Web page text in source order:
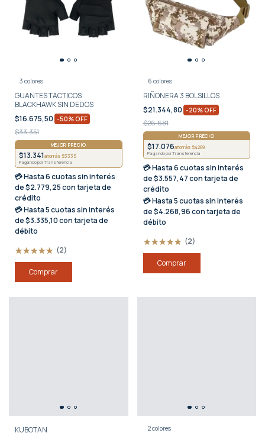
3 colores
GUANTES TACTICOS
BLACKHAWK SIN DEDOS
$16.675,50 -50%OFF
$33.351
MEJOR PRECIO
$13.341ahorrás $3335
Pagando por Transferencia
💳 Hasta6 cuotas sin interés
de $2.779,25 con tarjeta de
crédito
💳 Hasta5 cuotas sin interés
de $3.335,10 con tarjeta de
débito
(2)
Comprar
6 colores
RIÑONERA 3 BOLSILLOS
$21.344,80 -20%OFF
$26.681
MEJOR PRECIO
$17.076ahorrás $4269
Pagando por Transferencia
💳 Hasta6 cuotas sin interés
de $3.557,47 con tarjeta de
crédito
💳 Hasta5 cuotas sin interés
de $4.268,96 con tarjeta de
débito
(2)
Comprar
KUBOTAN
2 colores